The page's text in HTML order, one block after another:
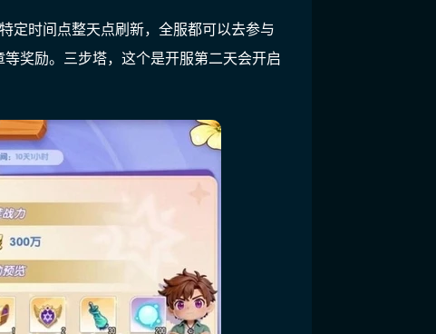
定时间点整天点刷新，全服都可以去参与
奖励。三步塔，这个是开服第二天会开启